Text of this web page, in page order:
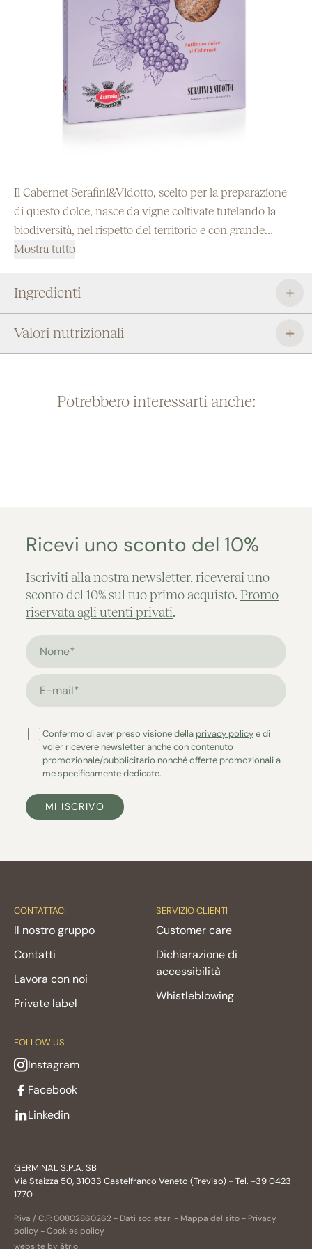
Il Cabernet Serafini&Vidotto, scelto per la preparazione
di questo dolce, nasce da vigne coltivate tutelando la
biodiversità, nel rispetto del territorio e con grande
attenzione alla qualità. La Fregolotta Cabernet Zizzola
attenta dei migliori terreni del Montello, nel gusto
secondo la migliore tradizione pasticcera veneziana.
Mostra tutto
Ingredienti
Valori nutrizionali
Potrebbero interessarti anche:
Ricevi uno sconto del 10%
Iscriviti alla nostra newsletter, riceverai uno
sconto del 10% sul tuo primo acquisto. Promo
riservata agli utenti privati.
Confermo di aver preso visione della privacy policye di
voler ricevere newsletter anche con contenuto
promozionale/pubblicitario nonché offerte promozionali a
me specificamente dedicate.
MI ISCRIVO
CONTATTACI
Il nostro gruppo
Contatti
Lavora con noi
Private label
SERVIZIO CLIENTI
Customer care
Dichiarazione di
accessibilità
Whistleblowing
FOLLOW US
Instagram
Facebook
Linkedin
GERMINAL S.P.A. SB
Via Staizza 50, 31033 Castelfranco Veneto (Treviso) - Tel. +39 0423
1770
P.iva / C.F: 00802860262 - Dati societari - Mappa del sito - Privacy
policy -Cookies policy
website by àtrio